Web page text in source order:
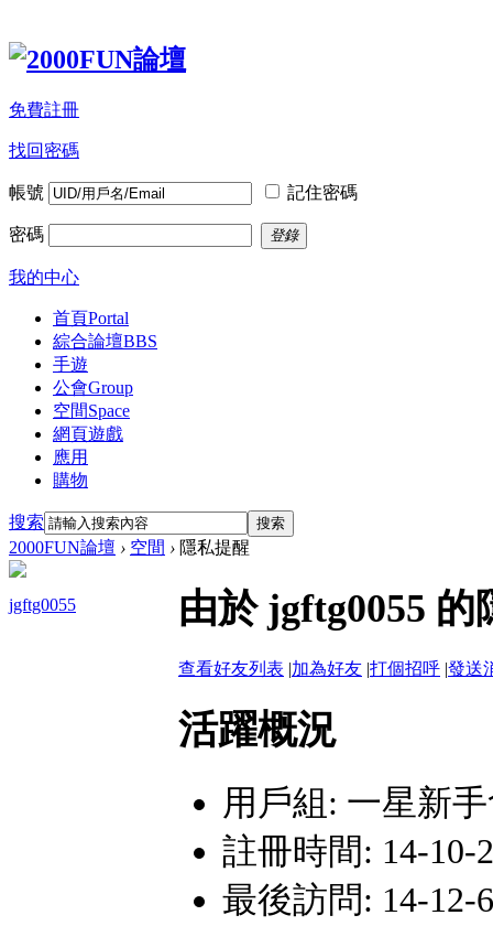
免費註冊
找回密碼
帳號 記住密碼
密碼 登錄
我的中心
首頁Portal
綜合論壇BBS
手遊
公會Group
空間Space
網頁遊戲
應用
購物
搜索 搜索
2000FUN論壇 › 空間 › 隱私提醒
jgftg0055 由於 jgftg0055
查看好友列表 |加為好友 |打個招呼 |發送
活躍概況
用戶組: 一星新
註冊時間: 14-10-
最後訪問: 14-12-